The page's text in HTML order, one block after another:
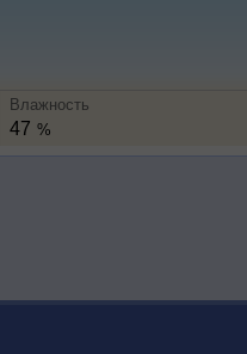
Влажность
47 %